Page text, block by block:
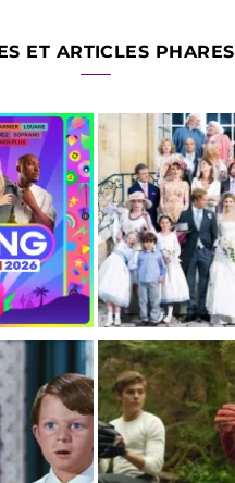
ET ARTICLES PHARES